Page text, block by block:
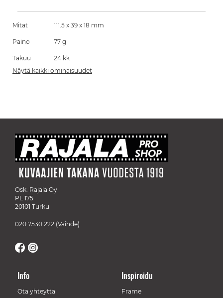
Mitat 111.5 x 39 x 18 mm
Paino 77 g
Takuu
24 kk
Näytä kaikki ominaisuudet
Osk. Rajala Oy
PL 175
20101 Turku
020 7530 222 (Vaihde)
Info
Ota yhteyttä
Inspiroidu
Frame